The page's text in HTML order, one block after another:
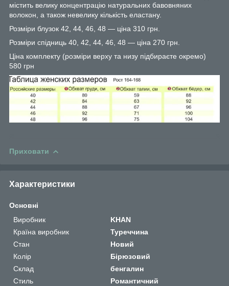
містить велику концентрацію натуральних бавовняних
волокон, а також невелику кількість еластану.
Розміри блузок 42, 44, 46, 48 — ціна 310 грн.
Розміри спідниць 40, 42, 44, 46, 48 — ціна 270 грн.
Ціна комплекту (розміри верху та низу підбираєте окремо)
580 грн
Приховати
Характеристики
Основні
Виробник
KHAN
Країна виробник
Туреччина
Стан
Новий
Колір
Бірюзовий
Склад
бенгалин
Стиль
Романтичний